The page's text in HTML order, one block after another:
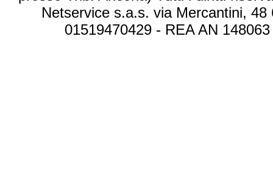
Netservice s.a.s. via Mercantini,
01519470429 - REA AN